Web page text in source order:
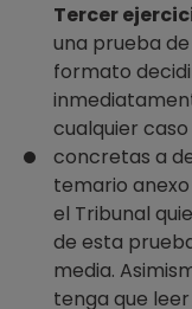
Tercer
una prueba de
formato
cualquier
concretas a
temario
el Tribunal
de esta
media.
tenga que